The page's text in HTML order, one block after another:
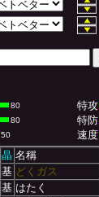
80 特攻
80 特防
50 速度
晶 名稱
基 どくガス
基 はたく